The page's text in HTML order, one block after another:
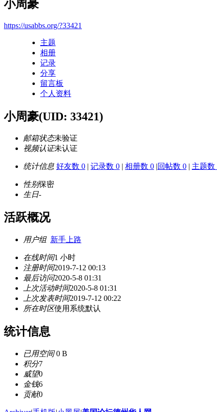
小周豪
https://usabbs.org/?33421
主题
相册
记录
分享
留言板
个人资料
小周豪(UID: 33421)
邮箱状态未验证
视频认证未认证
统计信息 好友数 0 | 记录数 0 | 相册数 0 |回帖数 0 | 主题数
性别保密
生日-
活跃概况
用户组 新手上路
在线时间1 小时
注册时间2019-7-12 00:13
最后访问2020-5-8 01:31
上次活动时间2020-5-8 01:31
上次发表时间2019-7-12 00:22
所在时区使用系统默认
统计信息
已用空间0 B
积分7
威望0
金钱6
贡献0